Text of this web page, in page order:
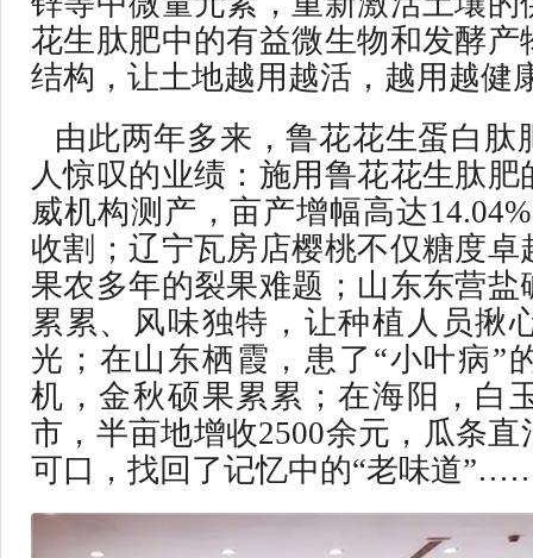
花生肽肥中的有益微生物和发酵产
结构，让土地越用越活，越用越健
由此两年多来，鲁花花生蛋白肽
人惊叹的业绩：施用鲁花花生肽
威机构测产，亩产增幅高达
收割；辽宁瓦房店樱桃不仅糖度卓
果农多年的裂果难题；山东东营盐
累累、风味独特，让种植人员揪
光；在山东栖霞，患了“小叶病”
机，金秋硕果累累；在海阳，白
市，半亩地增收2500余元，瓜条
可口，找回了记忆中的“老味道